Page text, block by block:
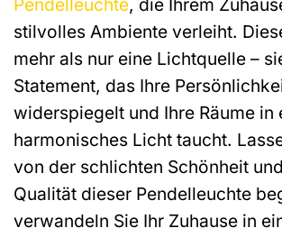
Pendelleuchte, die Ihrem
stilvolles Ambiente verleiht.
mehr als nur eine Lichtquelle –
Statement, das Ihre
widerspiegelt und Ihre Räume in
harmonisches Licht taucht.
von der schlichten Schönheit
Qualität dieser Pendelleuchte
verwandeln Sie Ihr Zuhause in